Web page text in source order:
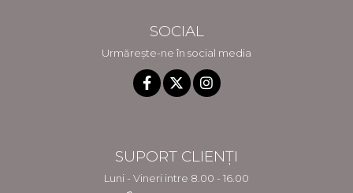
SOCIAL
Urmărește-ne în social media
SUPORT CLIENȚI
Luni - Vineri intre 8.00 - 16.00